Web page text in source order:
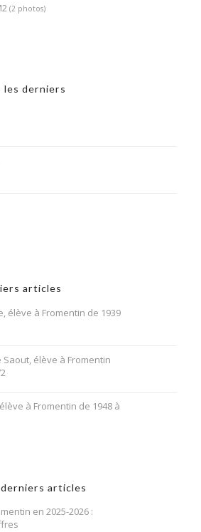
(2 photos)
les derniers
articles
élève à Fromentin de 1939
Saout, élève à Fromentin
à Fromentin de 1948 à
articles
en 2025-2026 :